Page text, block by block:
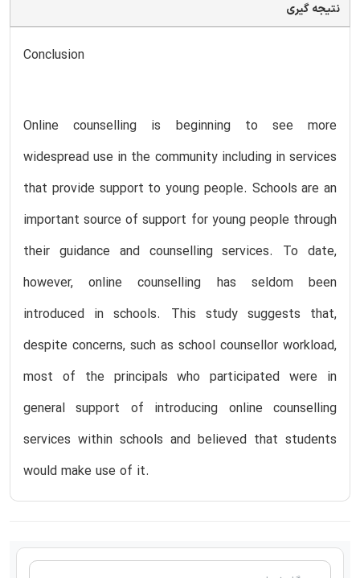
نتیجه گیری
Conclusion
Online counselling is beginning to see more
widespread use in the community including in services
that provide support to young people. Schools are an
important source of support for young people through
their guidance and counselling services. To date,
however, online counselling has seldom been
introduced in schools. This study suggests that,
despite concerns, such as school counsellor workload,
most of the principals who participated were in
general support of introducing online counselling
services within schools and believed that students
would make use of it.